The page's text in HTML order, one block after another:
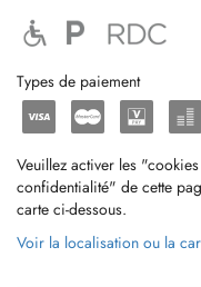
Types de paiement
Veuillez activer les
confidentialité" de cette
carte ci-dessous.
Voir la localisation ou la